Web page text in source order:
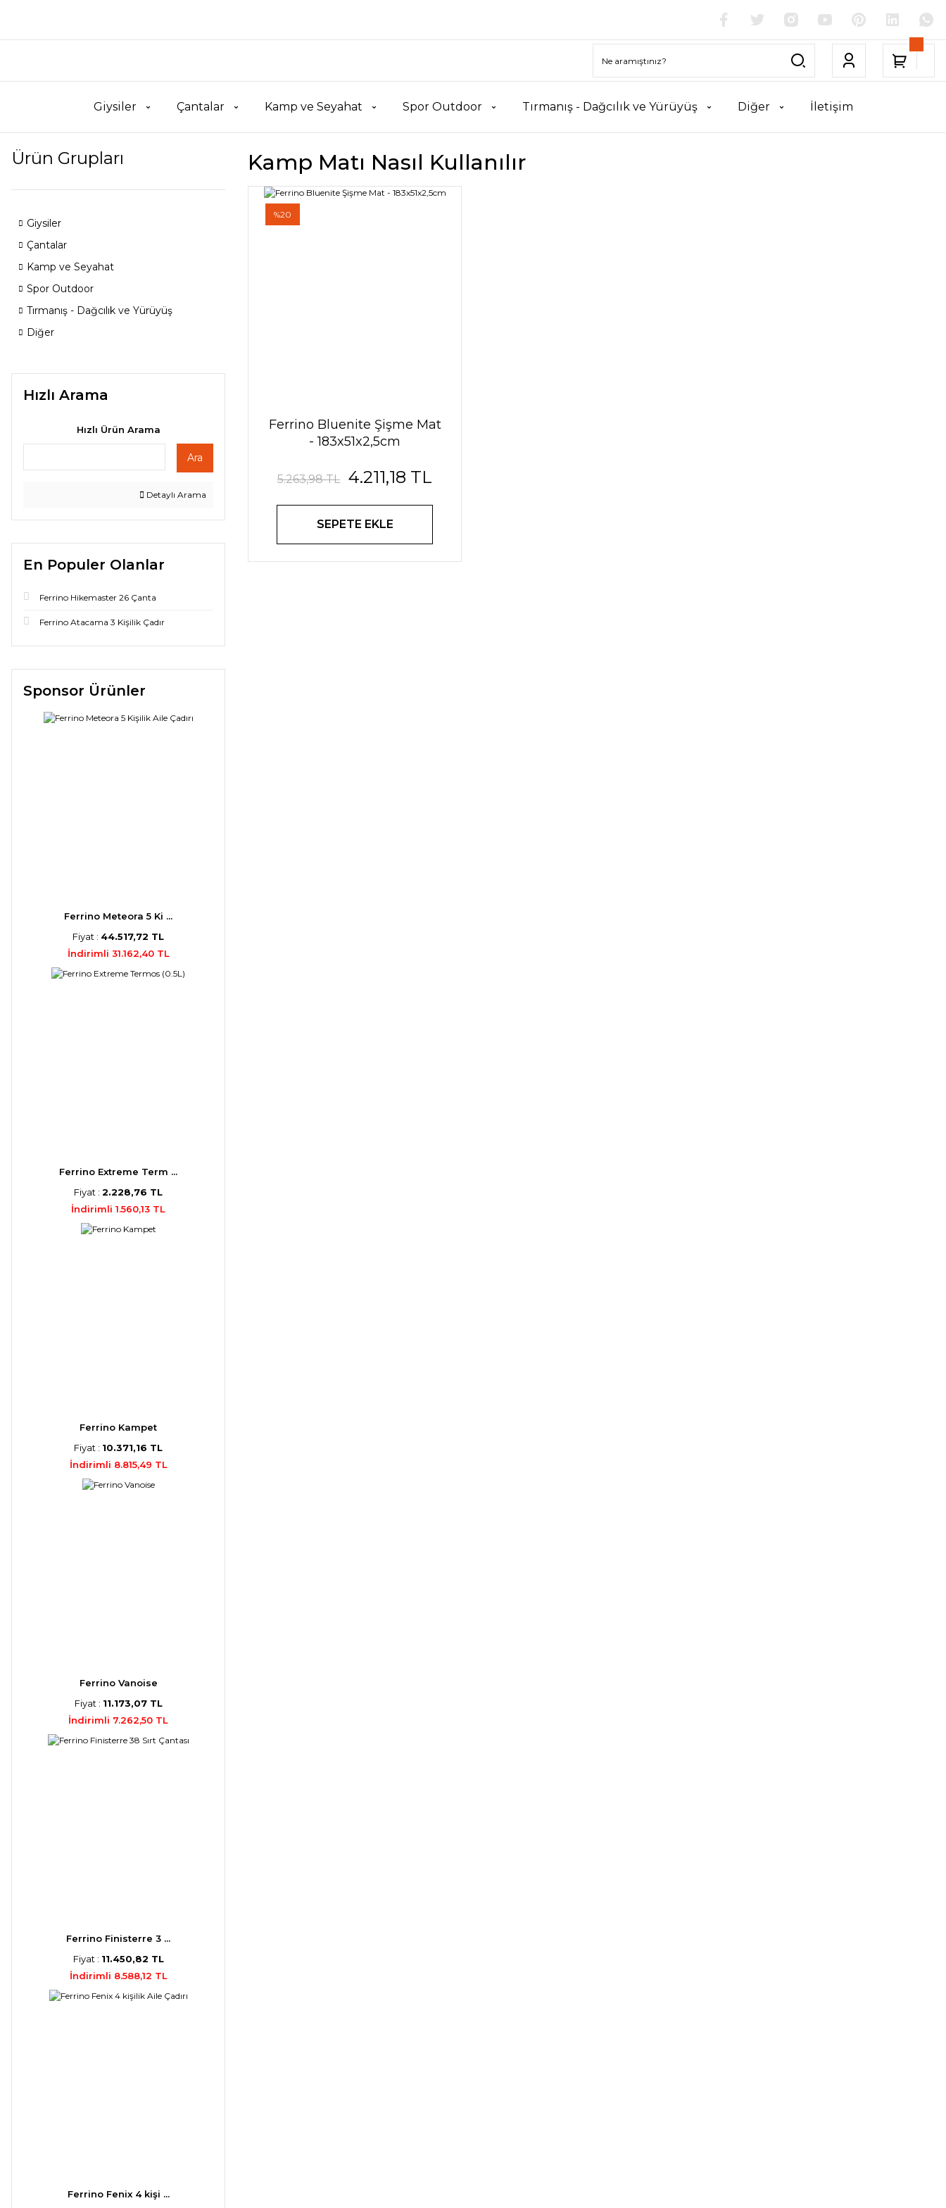
Giysiler Çantalar Kamp ve Seyahat Spor Outdoor Tırmanış - Dağcılık ve Yürüyüş Diğer İletişim
Ürün Grupları
Giysiler
Çantalar
Kamp ve Seyahat
Spor Outdoor
Tırmanış - Dağcılık ve Yürüyüş
Diğer
Hızlı Arama
Hızlı Ürün Arama
Ara
Detaylı Arama
En Populer Olanlar
Ferrino Hikemaster 26 Çanta
Ferrino Atacama 3 Kişilik Çadır
Sponsor Ürünler
Ferrino Meteora 5 Ki ...
Fiyat : 44.517,72 TL
İndirimli 31.162,40 TL
Ferrino Extreme Term ...
Fiyat : 2.228,76 TL
İndirimli 1.560,13 TL
Ferrino Kampet
Fiyat : 10.371,16 TL
İndirimli 8.815,49 TL
Ferrino Vanoise
Fiyat : 11.173,07 TL
İndirimli 7.262,50 TL
Ferrino Finisterre 3 ...
Fiyat : 11.450,82 TL
İndirimli 8.588,12 TL
Ferrino Fenix 4 kişi ...
Kamp Matı Nasıl Kullanılır
%20
Ferrino Bluenite Şişme Mat
- 183x51x2,5cm
5.263,98 TL 4.211,18 TL
SEPETE EKLE